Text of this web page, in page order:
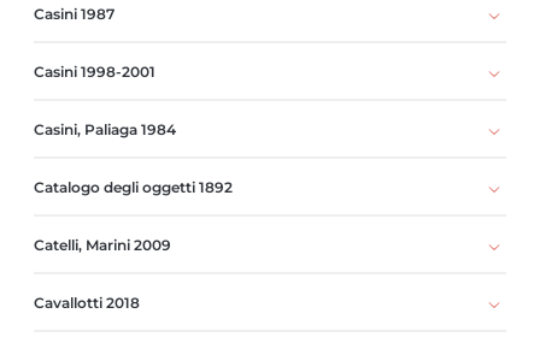
Casini 1987
Casini 1998-2001
Casini, Paliaga 1984
Catalogo degli oggetti 1892
Catelli, Marini 2009
Cavallotti 2018